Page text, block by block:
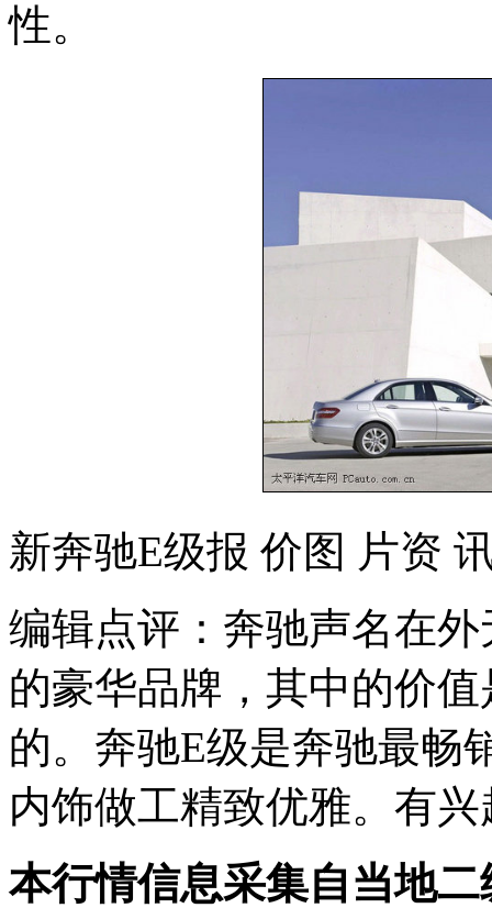
性。
新奔驰E级报 价图 片资
编辑点评：奔驰声名在
的豪华品牌，其中的价
的。奔驰E级是奔驰最畅
内饰做工精致优雅。有
本行情信息采集自当地